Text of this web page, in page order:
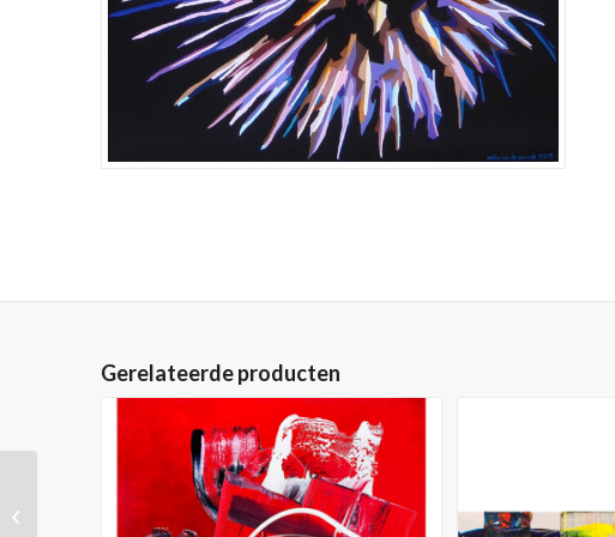
Gerelateerde producten